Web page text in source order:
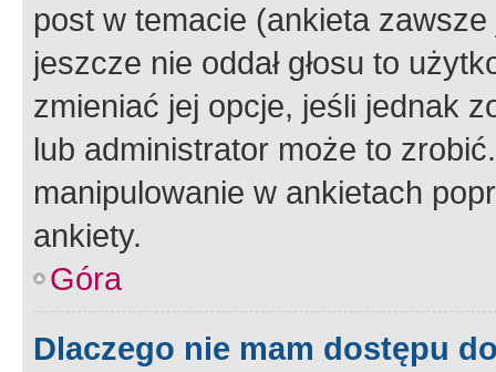
post w temacie (ankieta
jeszcze nie oddał głosu to
zmieniać jej opcje, jeśli jednak
lub administrator może to
manipulowanie w ankietach
ankiety.
Góra
Dlaczego nie mam dostępu